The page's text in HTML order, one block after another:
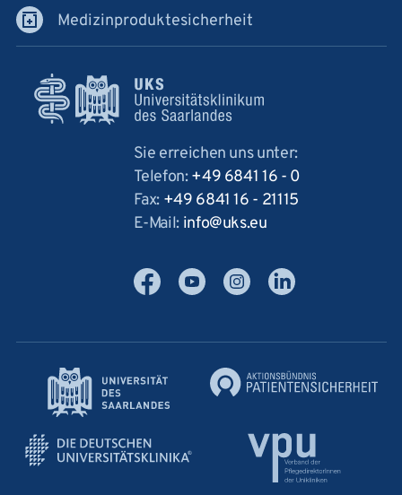
Medizinproduktesicherheit
Sie erreichen uns unter:
Telefon:+49 6841 16 - 0
Fax: +49 6841 16 - 21115
E-Mail: info ukseu